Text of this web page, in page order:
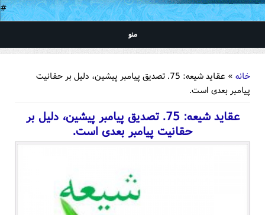
#
منو
خانه
» عقاید شیعه: 75. تصديق پيامبر پيشين، دلیل بر حقانیت
پیامبر بعدی است.
عقاید شیعه: 75. تصديق پيامبر پيشين، دلیل بر
حقانیت پیامبر بعدی است.